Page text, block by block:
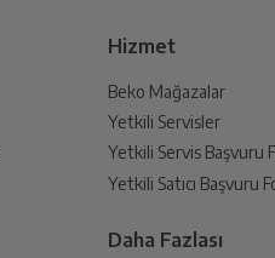
Hizmet
Beko Mağazalar
Yetkili Servisler
Yetkili Servis Başvuru
Yetkili Satıcı Başvuru
Daha Fazlası